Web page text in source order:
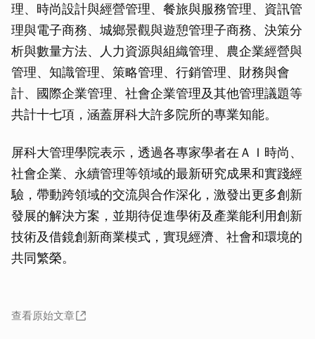
理、時尚設計與經營管理、餐旅與服務管理、資訊管
理與電子商務、城鄉景觀與遊憩管理子商務、決策分
析與數量方法、人力資源與組織管理、農企業經營與
管理、知識管理、策略管理、行銷管理、財務與會
計、國際企業管理、社會企業管理及其他管理議題等
共計十七項，涵蓋屏科大許多院所的專業知能。
屏科大管理學院表示，透過各專家學者在ＡＩ時尚、
社會企業、永續管理等領域的最新研究成果和實踐經
驗，帶動跨領域的交流與合作深化，激發出更多創新
發展的解決方案，並期待促進學術及產業能利用創新
技術及借鏡創新商業模式，實現經濟、社會和環境的
共同繁榮。
查看原始文章